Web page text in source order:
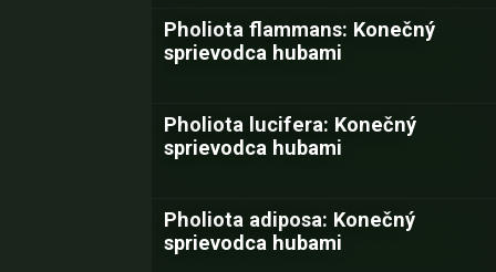
Pholiota flammans: Konečný
sprievodca hubami
Pholiota lucifera: Konečný
sprievodca hubami
Pholiota adiposa: Konečný
sprievodca hubami